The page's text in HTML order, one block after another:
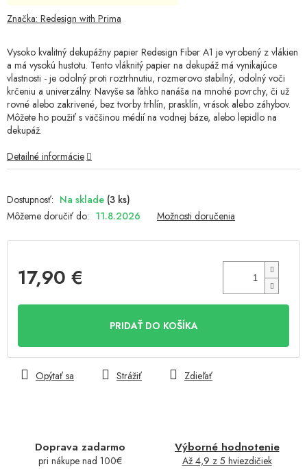
Na sklade (3 ks)
Môžeme doručiť do: 11.8.2026 Možnosti doručenia
17,90 €
PRIDAŤ DO KOŠÍKA
Doprava zadarmo
pri nákupe nad 100€
Výborné hodnotenie
Až 4,9 z 5 hviezdičiek
Vysoko kvalitný dekupážny papier Redesign Fiber A1 je vyrobený z vlákien
a má vysokú hustotu. Tento vláknitý papier na dekupáž má vynikajúce
vlastnosti - je odolný proti roztrhnutiu, rozmerovo stabilný, odolný voči
krčeniu a univerzálny. Navyše sa ľahko nanáša na mnohé povrchy, či už
rovné alebo zakrivené, bez tvorby trhlín, prasklín, vrások alebo záhybov.
Môžete ho použiť s väčšinou médií na vodnej báze, alebo lepidlo na
dekupáž.
Detailné informácie
Opýtať sa Strážiť Zdieľať
produktu
z
5
hviezdičiek.
Značka: Redesign with Prima